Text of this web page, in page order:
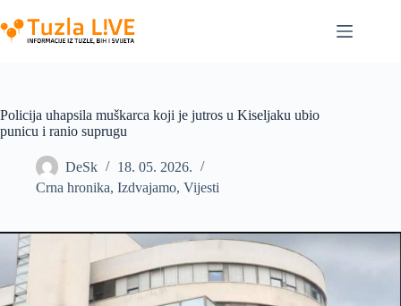
to
content
Policija uhapsila muškarca koji je jutros u Kiseljaku ubio
punicu i ranio suprugu
DeSk
18. 05. 2026.
Crna hronika, Izdvajamo, Vijesti